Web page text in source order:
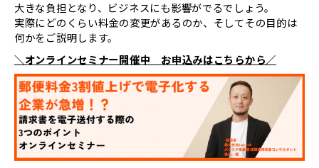
大きな負担となり、ビジネスにも影響がでるでしょう。
実際にどのくらい料金の変更があるのか、そしてその目的は
何かをご説明します。
＼オンラインセミナー開催中 お申込みはこちらから／